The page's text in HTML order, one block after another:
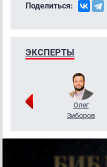
Поделиться:
ЭКСПЕРТЫ
Олег
Зиборов